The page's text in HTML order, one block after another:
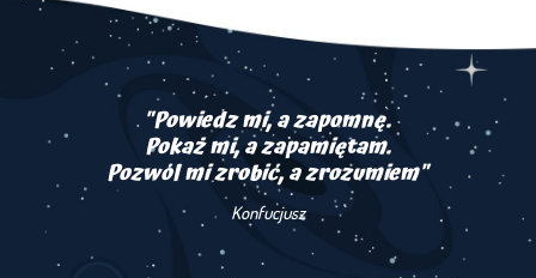
"Powiedz mi, a zapomnę.
Pokaż mi, a zapamiętam.
Pozwól mi zrobić, a zrozumiem"
Konfucjusz